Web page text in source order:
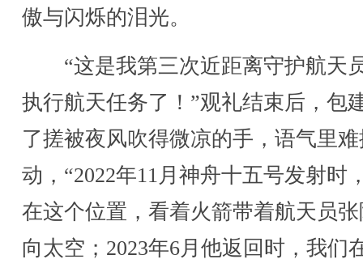
傲与闪烁的泪光。
“这是我第三次近距离守护航天
执行航天任务了！”观礼结束后，包
了搓被夜风吹得微凉的手，语气里
动，“2022年11月神舟十五号发射时
在这个位置，看着火箭带着航天员
向太空；2023年6月他返回时，我们